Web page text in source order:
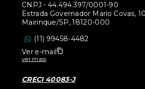
CNPJ - 44.494.397/0001-90
Estrada Governador Mario Covas,
Mairinque/SP, 18120-000
(11) 99458-4482
Ver e-mail
ver mais
CRECI 40083-J